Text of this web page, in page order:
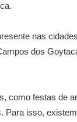
nas
dos
como festas de
Para isso,